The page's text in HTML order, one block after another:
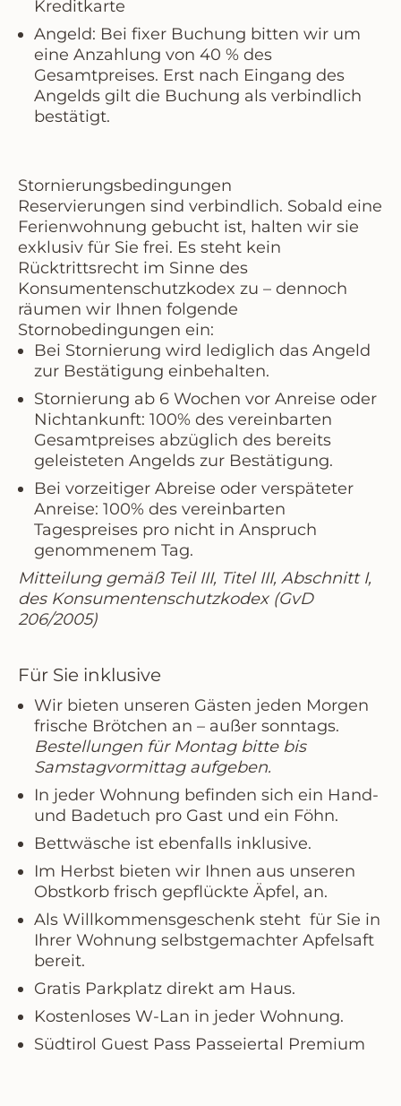
Kreditkarte
Angeld: Bei fixer Buchung bitten wir um
eine Anzahlung von 40 % des
Gesamtpreises. Erst nach Eingang des
Angelds gilt die Buchung als verbindlich
bestätigt.
Stornierungsbedingungen
Reservierungen sind verbindlich. Sobald eine
Ferienwohnung gebucht ist, halten wir sie
exklusiv für Sie frei. Es steht kein
Rücktrittsrecht im Sinne des
Konsumentenschutzkodex zu – dennoch
räumen wir Ihnen folgende
Stornobedingungen ein:
Bei Stornierung wird lediglich das Angeld
zur Bestätigung einbehalten.
Stornierung ab 6 Wochen vor Anreise oder
Nichtankunft: 100% des vereinbarten
Gesamtpreises abzüglich des bereits
geleisteten Angelds zur Bestätigung.
Bei vorzeitiger Abreise oder verspäteter
Anreise: 100% des vereinbarten
Tagespreises pro nicht in Anspruch
genommenem Tag.
Mitteilung gemäß Teil III, Titel III, Abschnitt I,
des Konsumentenschutzkodex (GvD
206/2005)
Für Sie inklusive
Wir bieten unseren Gästen jeden Morgen
frische Brötchen an – außer sonntags.
Bestellungen für Montag bitte bis
Samstagvormittag aufgeben.
In jeder Wohnung befinden sich ein Hand-
und Badetuch pro Gast und ein Föhn.
Bettwäsche ist ebenfalls inklusive.
Im Herbst bieten wir Ihnen aus unseren
Obstkorb frisch gepflückte Äpfel, an.
Als Willkommensgeschenk steht für Sie in
Ihrer Wohnung selbstgemachter Apfelsaft
bereit.
Gratis Parkplatz direkt am Haus.
Kostenloses W-Lan in jeder Wohnung.
Südtirol Guest Pass Passeiertal Premium